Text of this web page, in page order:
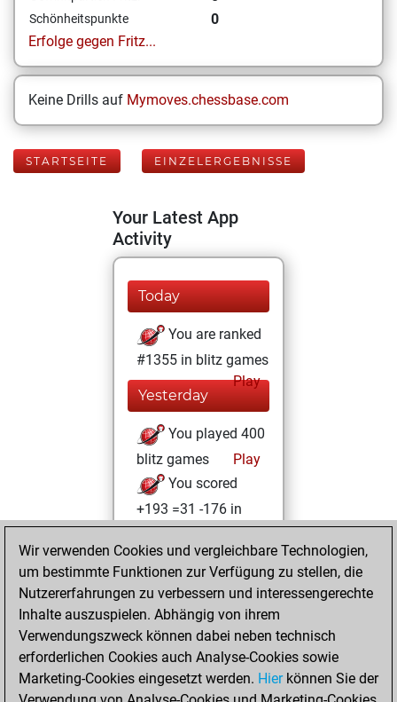
Schönheitspunkte
0
Erfolge gegen Fritz...
Keine Drills auf Mymoves.chessbase.com
STARTSEITE EINZELERGEBNISSE
Your Latest App
Activity
Today
You are ranked
#1355 in blitz games
Play
Yesterday
You played 400
blitz games
Play
You scored
+193 =31 -176 in
blitz
Freitag,
Dezember 31, 2021
You created
your Fritz account
Fritz
Sonntag,
Wir verwenden Cookies und vergleichbare Technologien,
um bestimmte Funktionen zur Verfügung zu stellen, die
Nutzererfahrungen zu verbessern und interessengerechte
Inhalte auszuspielen. Abhängig von ihrem
Verwendungszweck können dabei neben technisch
erforderlichen Cookies auch Analyse-Cookies sowie
Marketing-Cookies eingesetzt werden. Hierkönnen Sie der